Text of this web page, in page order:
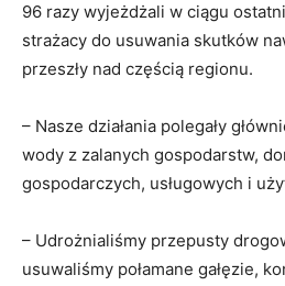
96 razy wyjeżdżali w ciągu
strażacy do usuwania skutków
przeszły nad częścią regionu.
– Nasze działania polegały
wody z zalanych gospodarstw,
gospodarczych, usługowych i
– Udrożnialiśmy przepusty
usuwaliśmy połamane gałęzie,